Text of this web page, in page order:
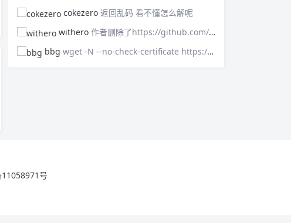
cokezero 返回乱码 看不懂怎么解呢
withero 作者删除了https://github.com/FunctionClub/V2ray.fun
bbg wget -N --no-check-certificate https://raw.githubusercontent.com/FunctionClub/v2ray.fun/master/install.sh && bash install.sh新脚本已经失效了
11058971号